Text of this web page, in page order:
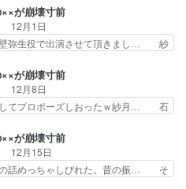
のかよ。徳井の手… ようやく紗月
わだかまりも解… 紗月に会うため
子部屋に潜入…
ーエンドで良かった… ここのとこ
かったから正直言… コーデに気合
の梅澤、超可愛い… 石励会は友情い
な。石原さんが… 梅澤、走るのを辞
エ！直人… 紫ちゃんのことをフラ
ながら… 梅澤回と言ってもいい。
いだ…
が崩壊寸前
12月1日
壁弥生役で出演させて頂きまし… 紗
って未来を見て、周囲と… 渡く
ら直人なのかなーと思い… 期待が
分で壊してしまう紗月。… 以前から
るが、こういう個人的… もうすぐで
ろうとするけど… 直くん、やっと
って自分の気… あべくんまだ出番
直人は大学…
が崩壊寸前
12月8日
してプロポーズしおったｗ紗月… 石
たというところ。まさか… 紫から
るとは意外だったし印… 紗月も渡
たね。先生の気遣いが… 「紗月に必
染みでも彼氏でもな… 紗月の可愛さ
が崩壊寸前
12月15日
の話めっちゃしびれた。昔の振… そ